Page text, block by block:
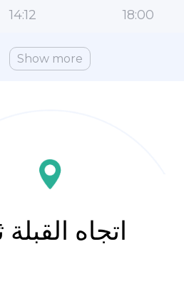
14:12 18:00
Show more
اتجاه القبلة